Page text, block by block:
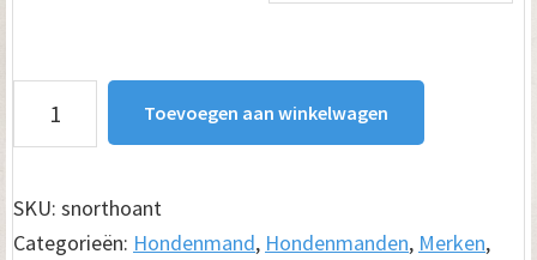
Orthopedisch
Antraciet
aantal
Toevoegen aan winkelwagen
SKU: snorthoant
Categorieën: Hondenmand, Hondenmanden, Merken,